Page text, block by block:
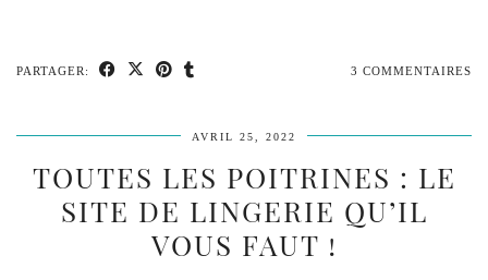
PARTAGER: 3 COMMENTAIRES
AVRIL 25, 2022
TOUTES LES POITRINES : LE
SITE DE LINGERIE QU’IL
VOUS FAUT !